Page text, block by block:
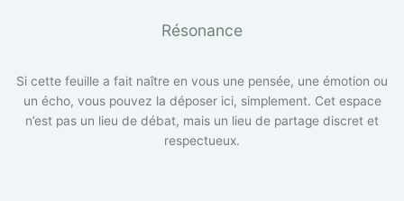
Résonance
Si cette feuille a fait naître en vous une pensée, une émotion ou
un écho, vous pouvez la déposer ici, simplement. Cet espace
n’est pas un lieu de débat, mais un lieu de partage discret et
respectueux.